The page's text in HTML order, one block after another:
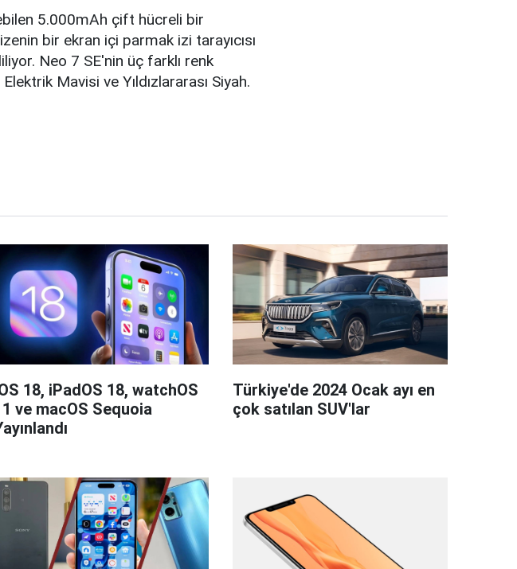
5.000mAh çift hücreli bir
bir ekran içi parmak izi tarayıcısı
Neo 7 SE'nin üç farklı renk
Mavisi ve Yıldızlararası Siyah.
18, iPadOS 18, watchOS
ve macOS Sequoia
Türkiye'de 2024 Ocak ayı en
çok satılan SUV'lar